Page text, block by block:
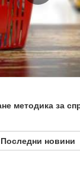
методика за
Последни новини